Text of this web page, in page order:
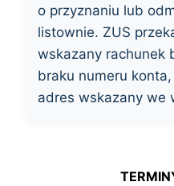
o przyznaniu lub
listownie. ZUS
wskazany rachunek
braku numeru
adres wskazany we